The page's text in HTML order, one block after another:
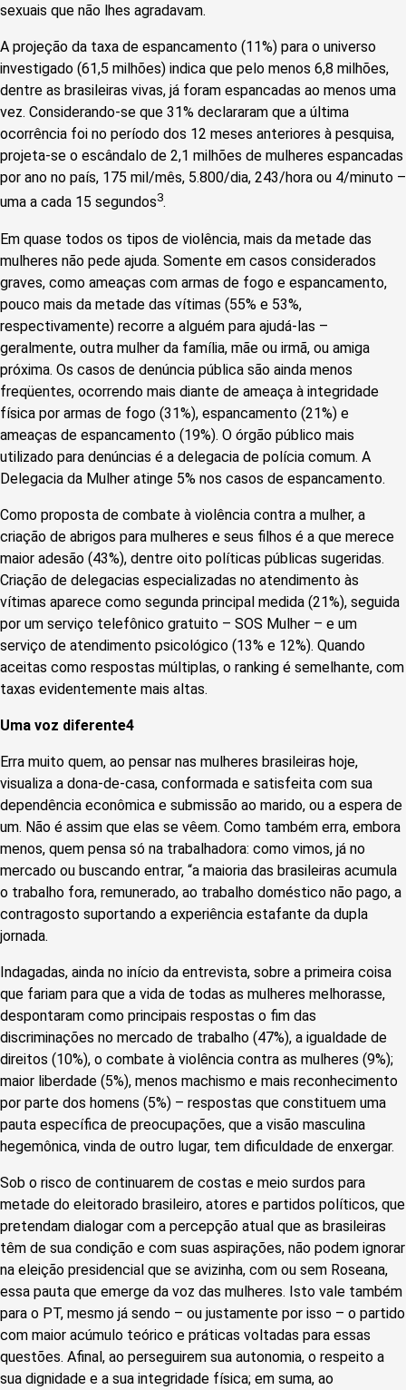
sexuais que não lhes agradavam.
A projeção da taxa de espancamento (11%) para o universo
investigado (61,5 milhões) indica que pelo menos 6,8 milhões,
dentre as brasileiras vivas, já foram espancadas ao menos uma
vez. Considerando-se que 31% declararam que a última
ocorrência foi no período dos 12 meses anteriores à pesquisa,
projeta-se o escândalo de 2,1 milhões de mulheres espancadas
por ano no país, 175 mil/mês, 5.800/dia, 243/hora ou 4/minuto –
uma a cada 15 segundos3.
Em quase todos os tipos de violência, mais da metade das
mulheres não pede ajuda. Somente em casos considerados
graves, como ameaças com armas de fogo e espancamento,
pouco mais da metade das vítimas (55% e 53%,
respectivamente) recorre a alguém para ajudá-las –
geralmente, outra mulher da família, mãe ou irmã, ou amiga
próxima. Os casos de denúncia pública são ainda menos
freqüentes, ocorrendo mais diante de ameaça à integridade
física por armas de fogo (31%), espancamento (21%) e
ameaças de espancamento (19%). O órgão público mais
utilizado para denúncias é a delegacia de polícia comum. A
Delegacia da Mulher atinge 5% nos casos de espancamento.
Como proposta de combate à violência contra a mulher, a
criação de abrigos para mulheres e seus filhos é a que merece
maior adesão (43%), dentre oito políticas públicas sugeridas.
Criação de delegacias especializadas no atendimento às
vítimas aparece como segunda principal medida (21%), seguida
por um serviço telefônico gratuito – SOS Mulher – e um
serviço de atendimento psicológico (13% e 12%). Quando
aceitas como respostas múltiplas, o ranking é semelhante, com
taxas evidentemente mais altas.
Uma voz diferente4
Erra muito quem, ao pensar nas mulheres brasileiras hoje,
visualiza a dona-de-casa, conformada e satisfeita com sua
dependência econômica e submissão ao marido, ou a espera de
um. Não é assim que elas se vêem. Como também erra, embora
menos, quem pensa só na trabalhadora: como vimos, já no
mercado ou buscando entrar, “a maioria das brasileiras acumula
o trabalho fora, remunerado, ao trabalho doméstico não pago, a
contragosto suportando a experiência estafante da dupla
jornada.
Indagadas, ainda no início da entrevista, sobre a primeira coisa
que fariam para que a vida de todas as mulheres melhorasse,
despontaram como principais respostas o fim das
discriminações no mercado de trabalho (47%), a igualdade de
direitos (10%), o combate à violência contra as mulheres (9%);
maior liberdade (5%), menos machismo e mais reconhecimento
por parte dos homens (5%) – respostas que consti­tuem uma
pauta específica de preocupações, que a visão masculina
hegemônica, vinda de outro lugar, tem dificuldade de enxergar.
Sob o risco de continuarem de costas e meio surdos para
metade do eleitorado brasileiro, atores e partidos políticos, que
pretendam dialogar com a percepção atual que as brasileiras
têm de sua condição e com suas aspirações, não podem ignorar
na eleição presidencial que se avizinha, com ou sem Roseana,
essa pauta que emerge da voz das mulheres. Isto vale também
para o PT, mesmo já sendo – ou justamente por isso – o partido
com maior acúmulo teórico e práticas voltadas para essas
questões. Afinal, ao perseguirem sua autonomia, o respeito a
sua dignidade e a sua integridade física; em suma, ao